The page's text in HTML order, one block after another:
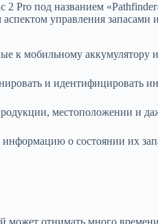
под названием
управления запасами
к мобильному аккумулятору
и идентифицировать
местоположении и
о состоянии их
отнимать много